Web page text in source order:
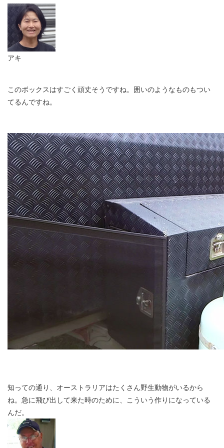
アキ
このボックスはすごく頑丈そうですね。囲いのようなものもつい
てるんですね。
知っての通り、オーストラリアはたくさん野生動物がいるから
ね。急に飛び出して来た時のために、こういう作りになっている
んだ。